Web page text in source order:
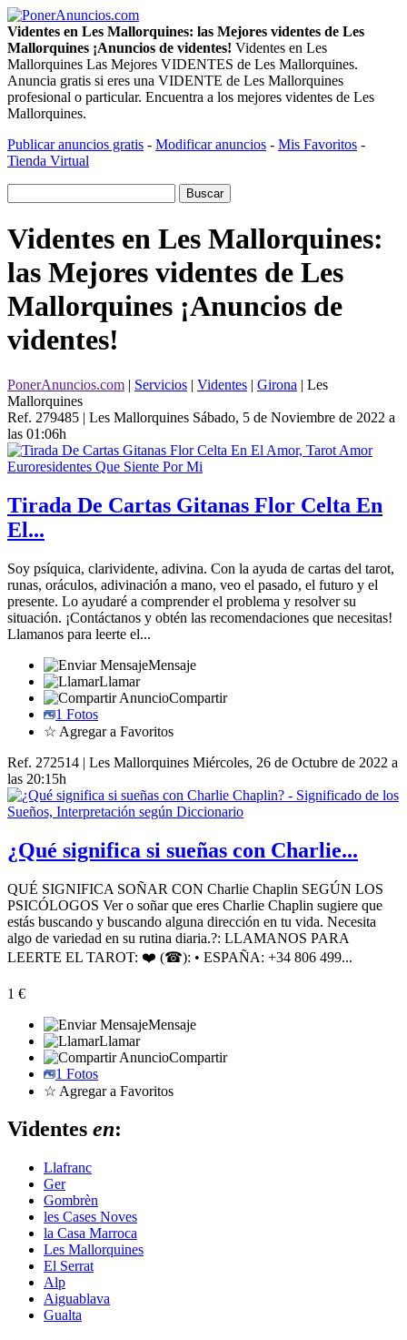
Videntes en Les Mallorquines: las Mejores videntes de Les
Mallorquines ¡Anuncios de videntes! Videntes en Les
Mallorquines Las Mejores VIDENTES de Les Mallorquines.
Anuncia gratis si eres una VIDENTE de Les Mallorquines
profesional o particular. Encuentra a los mejores videntes de Les
Mallorquines.
Publicar anuncios gratis - Modificar anuncios - Mis Favoritos -
Tienda Virtual
Videntes en Les Mallorquines:
las Mejores videntes de Les
Mallorquines ¡Anuncios de
videntes!
PonerAnuncios.com | Servicios | Videntes | Girona | Les
Mallorquines
Ref. 279485 | Les Mallorquines Sábado, 5 de Noviembre de 2022 a
las 01:06h
Tirada De Cartas Gitanas Flor Celta En
El...
Soy psíquica, clarividente, adivina. Con la ayuda de cartas del tarot,
runas, oráculos, adivinación a mano, veo el pasado, el futuro y el
presente. Lo ayudaré a comprender el problema y resolver su
situación. ¡Contáctanos y obtén las recomendaciones que necesitas!
Llamanos para leerte el...
Mensaje
Llamar
Compartir
1 Fotos
☆ Agregar a Favoritos
Ref. 272514 | Les Mallorquines Miércoles, 26 de Octubre de 2022 a
las 20:15h
¿Qué significa si sueñas con Charlie...
QUÉ SIGNIFICA SOÑAR CON Charlie Chaplin SEGÚN LOS
PSICÓLOGOS Ver o soñar que eres Charlie Chaplin sugiere que
estás buscando y buscando alguna dirección en tu vida. Necesita
algo de variedad en su rutina diaria.?: LLAMANOS PARA
LEERTE EL TAROT: ❤️ (☎): • ESPAÑA: +34 806 499...
1 €
Mensaje
Llamar
Compartir
1 Fotos
☆ Agregar a Favoritos
Videntes en:
Llafranc
Ger
Gombrèn
les Cases Noves
la Casa Marroca
Les Mallorquines
El Serrat
Alp
Aiguablava
Gualta